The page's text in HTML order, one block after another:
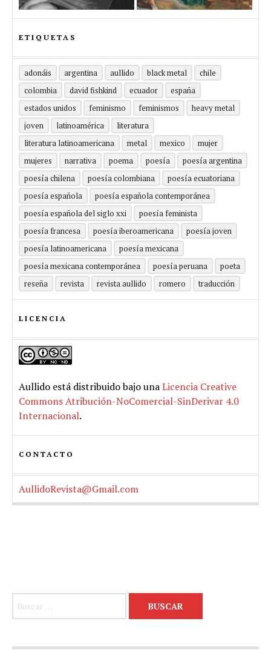
ETIQUETAS
adonáis argentina aullido black metal
chile
colombia
david fishkind ecuador
españa
estados unidos
feminismo feminismos
heavy metal
joven
latinoamérica
literatura
literatura latinoamericana
metal mexico
mujer
mujeres
narrativa poema poesía
poesía argentina
poesía chilena
poesía colombiana
poesía ecuatoriana
poesía española
poesía española contemporánea
poesía española del siglo xxi
poesía feminista
poesía francesa
poesía iberoamericana
poesía joven
poesía latinoamericana
poesía mexicana
poesía mexicana contemporánea
poesía peruana
poeta
reseña
revista revista aullido romero traducción
LICENCIA
Aullido está distribuido bajo unaLicencia Creative
Commons Atribución-NoComercial-SinDerivar 4.0
Internacional.
CONTACTO
AullidoRevista@Gmail.com